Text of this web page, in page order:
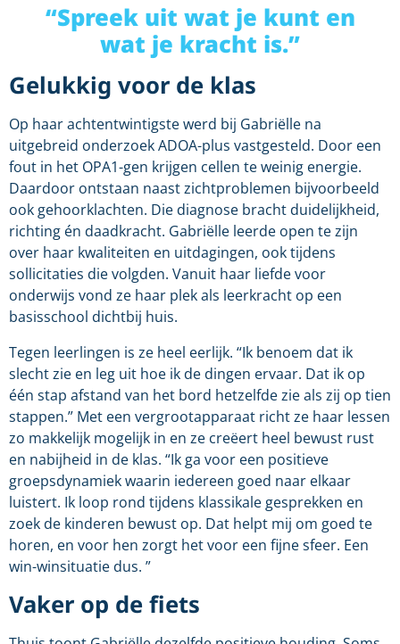
“Spreek uit wat je kunt en
wat je kracht is.”
Gelukkig voor de klas
Op haar achtentwintigste werd bij Gabriëlle na
uitgebreid onderzoek ADOA-plus vastgesteld. Door een
fout in het OPA1-gen krijgen cellen te weinig energie.
Daardoor ontstaan naast zichtproblemen bijvoorbeeld
ook gehoorklachten. Die diagnose bracht duidelijkheid,
richting én daadkracht. Gabriëlle leerde open te zijn
over haar kwaliteiten en uitdagingen, ook tijdens
sollicitaties die volgden. Vanuit haar liefde voor
onderwijs vond ze haar plek als leerkracht op een
basisschool dichtbij huis.
Tegen leerlingen is ze heel eerlijk. “Ik benoem dat ik
slecht zie en leg uit hoe ik de dingen ervaar. Dat ik op
één stap afstand van het bord hetzelfde zie als zij op tien
stappen.” Met een vergrootapparaat richt ze haar lessen
zo makkelijk mogelijk in en ze creëert heel bewust rust
en nabijheid in de klas. “Ik ga voor een positieve
groepsdynamiek waarin iedereen goed naar elkaar
luistert. Ik loop rond tijdens klassikale gesprekken en
zoek de kinderen bewust op. Dat helpt mij om goed te
horen, en voor hen zorgt het voor een fijne sfeer. Een
win-winsituatie dus. ”
Vaker op de fiets